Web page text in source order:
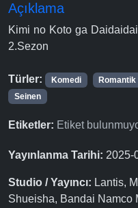
Açıklama
Kimi no Koto ga
2.Sezon
Türler: Komedi Romantik
Seinen
Etiketler: Etiket
Yayınlanma Tarihi: 2025-
Studio / Yayıncı: Lantis,
Shueisha, Bandai Namco